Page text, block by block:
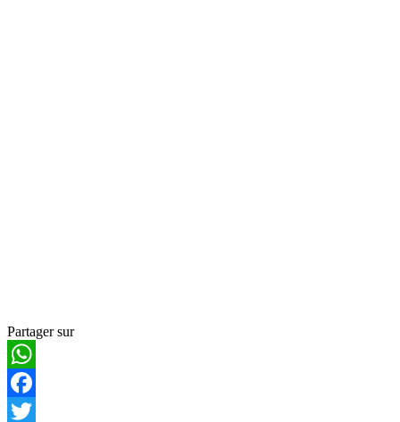
Partager sur
WhatsApp
Facebook